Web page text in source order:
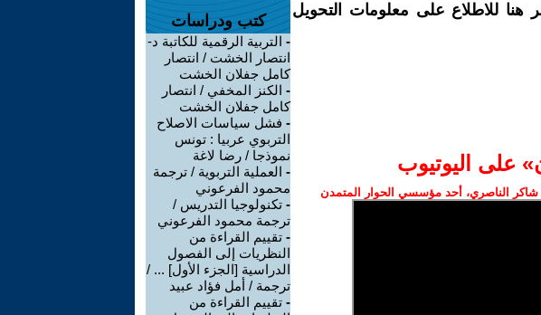
هنا للاطلاع على معلومات التحويل
على اليوتيوب
الناصري، أحد مؤسسي الحوار المتمدن
كتب ودراسات
- التربية الرقمية للكاتبة د-
انتصار الخشت / انتصار
كامل جفلان الخشت
- الكنز المخفي / انتصار
كامل جفلان الخشت
- فشل سياسات الاصلاح
التربوي عربيا : تونس
نموذجا / رضا لاغة
- العملية التربوية / ترجمة
محمود الفرعوني
- تكنولوجيا التدريس /
ترجمة محمود الفرعوني
- تقييم القراءة من
النظريات إلى الفصول
الدراسية [الجزء الأول] ... /
ترجمة / أمل فؤاد عبيد
- تقييم القراءة من